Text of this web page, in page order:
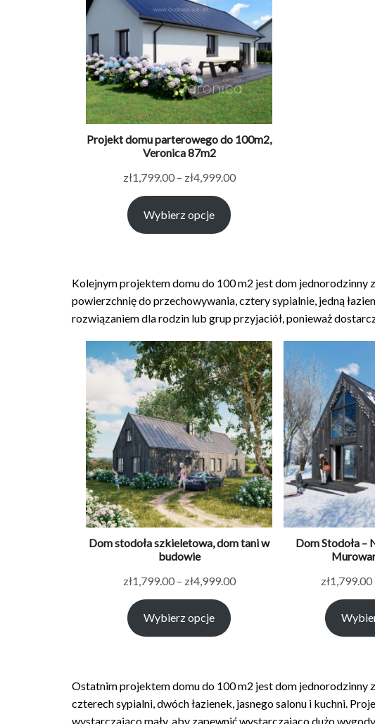
Projekt domu parterowego do 100m2,
Veronica 87m2
zł1,799.00 – zł4,999.00Zakres
Wybierz opcje
Kolejnym projektem domu do 100 m2 jest dom jednorodzinny
powierzchnię do przechowywania, cztery sypialnie, jedną
rozwiązaniem dla rodzin lub grup przyjaciół, ponieważ
Dom stodoła szkieletowa, dom tani w
budowie
zł1,799.00 – zł4,999.00Zakres
Wybierz opcje
Dom Stodoła –
zł1,799.00
Ostatnim projektem domu do 100 m2 jest dom jednorodzinny
czterech sypialni, dwóch łazienek, jasnego salonu i kuchni.
wystarczająco mały, aby zapewnić wystarczająco dużo